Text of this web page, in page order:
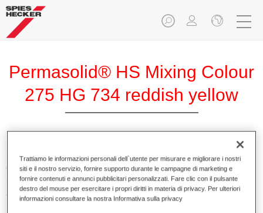
Permasolid® HS Mixing Colour
275 HG 734 reddish yellow
Permasolid HS Mixing Colour 275 permette di miscelare
colori con Permasolid HS Automotive Top Coat 275 per
produrre tutte le tinte pastello per la riparazione di
autovetture.
Trattiamo le informazioni personali dell`utente per misurare e migliorare i nostri
siti e il nostro servizio, fornire supporto durante le campagne di marketing e
fornire contenuti e annunci pubblicitari personalizzati. Fare clic con il pulsante
destro del mouse per esercitare i propri diritti in materia di privacy. Per ulteriori
informazioni consultare la nostra Informativa sulla privacy